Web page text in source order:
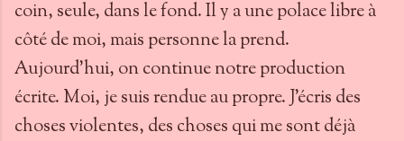
coin, seule, dans le fond. Il y a une polace libre à
côté de moi, mais personne la prend.
Aujourd'hui, on continue notre production
écrite. Moi, je suis rendue au propre. J'écris des
choses violentes, des choses qui me sont déjà